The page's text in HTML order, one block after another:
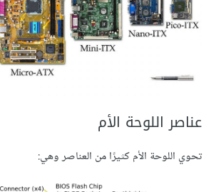
عناصر اللوحة الأم
تحوي اللوحة الأم كثيرًا من العناصر وهي: